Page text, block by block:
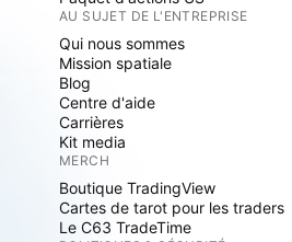
AU SUJET DE L'ENTREPRISE
Qui nous sommes
Mission spatiale
Blog
Centre d'aide
Carrières
Kit media
MERCH
Boutique TradingView
Cartes de tarot pour les traders
Le C63 TradeTime